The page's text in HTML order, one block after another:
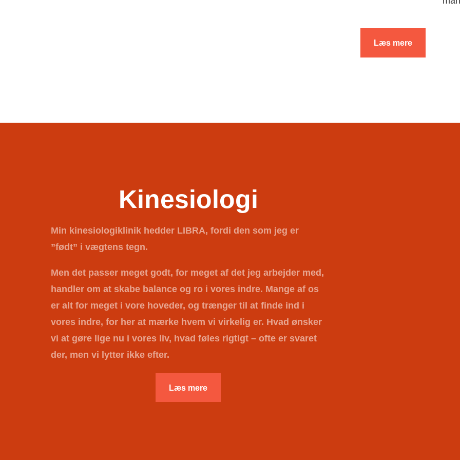
Læs mere
Kinesiologi
Min kinesiologiklinik hedder LIBRA, fordi den som jeg er
”født” i vægtens tegn.
Men det passer meget godt, for meget af det jeg arbejder med,
handler om at skabe balance og ro i vores indre. Mange af os
er alt for meget i vore hoveder, og trænger til at finde ind i
vores indre, for her at mærke hvem vi virkelig er. Hvad ønsker
vi at gøre lige nu i vores liv, hvad føles rigtigt – ofte er svaret
der, men vi lytter ikke efter.
Læs mere